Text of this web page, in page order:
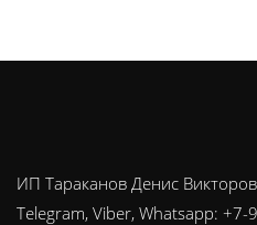
ИП Тараканов Денис
Telegram, Viber, Whatsapp: